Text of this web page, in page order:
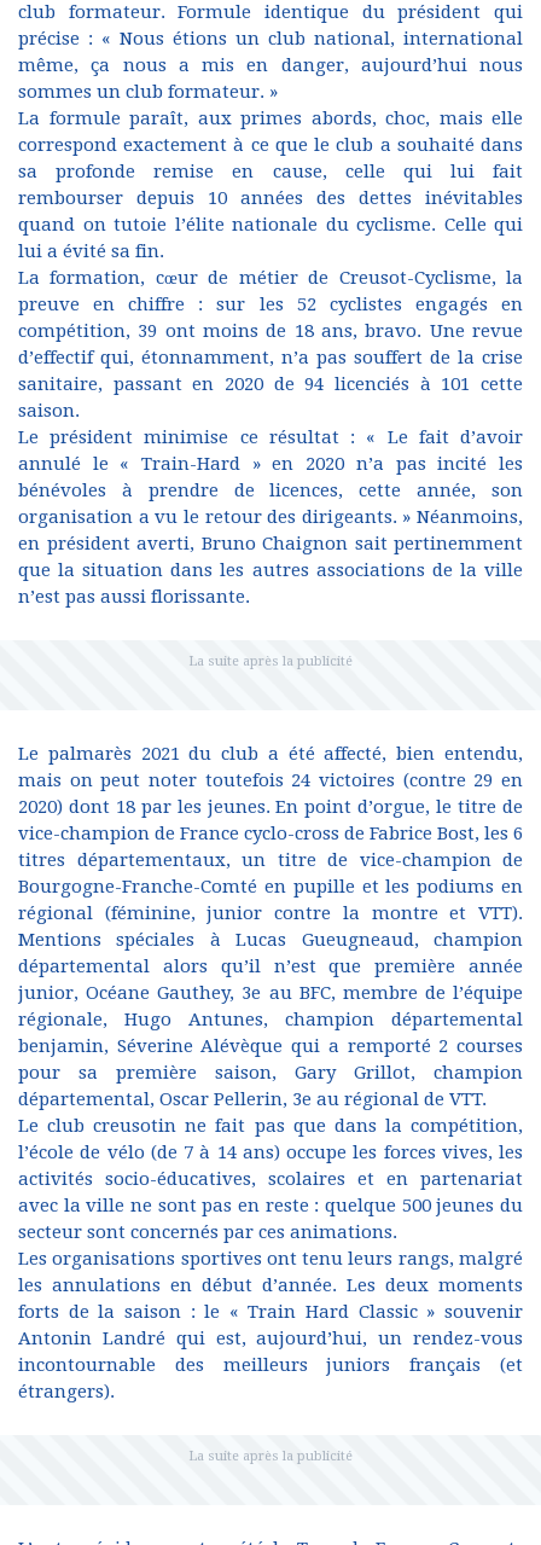
club formateur. Formule identique du président qui
précise : « Nous étions un club national, international
même, ça nous a mis en danger, aujourd’hui nous
sommes un club formateur. »
La formule paraît, aux primes abords, choc, mais elle
correspond exactement à ce que le club a souhaité dans
sa profonde remise en cause, celle qui lui fait
rembourser depuis 10 années des dettes inévitables
quand on tutoie l’élite nationale du cyclisme. Celle qui
lui a évité sa fin.
La formation, cœur de métier de Creusot-Cyclisme, la
preuve en chiffre : sur les 52 cyclistes engagés en
compétition, 39 ont moins de 18 ans, bravo. Une revue
d’effectif qui, étonnamment, n’a pas souffert de la crise
sanitaire, passant en 2020 de 94 licenciés à 101 cette
saison.
Le président minimise ce résultat : « Le fait d’avoir
annulé le « Train-Hard » en 2020 n’a pas incité les
bénévoles à prendre de licences, cette année, son
organisation a vu le retour des dirigeants. » Néanmoins,
en président averti, Bruno Chaignon sait pertinemment
que la situation dans les autres associations de la ville
n’est pas aussi florissante.
Le palmarès 2021 du club a été affecté, bien entendu,
mais on peut noter toutefois 24 victoires (contre 29 en
2020) dont 18 par les jeunes. En point d’orgue, le titre de
vice-champion de France cyclo-cross de Fabrice Bost, les 6
titres départementaux, un titre de vice-champion de
Bourgogne-Franche-Comté en pupille et les podiums en
régional (féminine, junior contre la montre et VTT).
Mentions spéciales à Lucas Gueugneaud, champion
départemental alors qu’il n’est que première année
junior, Océane Gauthey, 3e au BFC, membre de l’équipe
régionale, Hugo Antunes, champion départemental
benjamin, Séverine Alévèque qui a remporté 2 courses
pour sa première saison, Gary Grillot, champion
départemental, Oscar Pellerin, 3e au régional de VTT.
Le club creusotin ne fait pas que dans la compétition,
l’école de vélo (de 7 à 14 ans) occupe les forces vives, les
activités socio-éducatives, scolaires et en partenariat
avec la ville ne sont pas en reste : quelque 500 jeunes du
secteur sont concernés par ces animations.
Les organisations sportives ont tenu leurs rangs, malgré
les annulations en début d’année. Les deux moments
forts de la saison : le « Train Hard Classic » souvenir
Antonin Landré qui est, aujourd’hui, un rendez-vous
incontournable des meilleurs juniors français (et
étrangers).